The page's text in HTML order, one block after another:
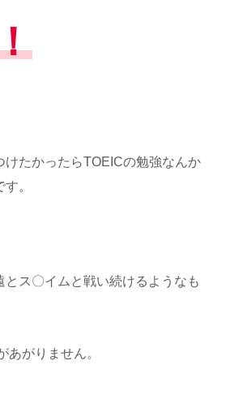
けたかったらTOEICの勉強なんか
。
とス〇イムと戦い続けるようなも
あがりません。